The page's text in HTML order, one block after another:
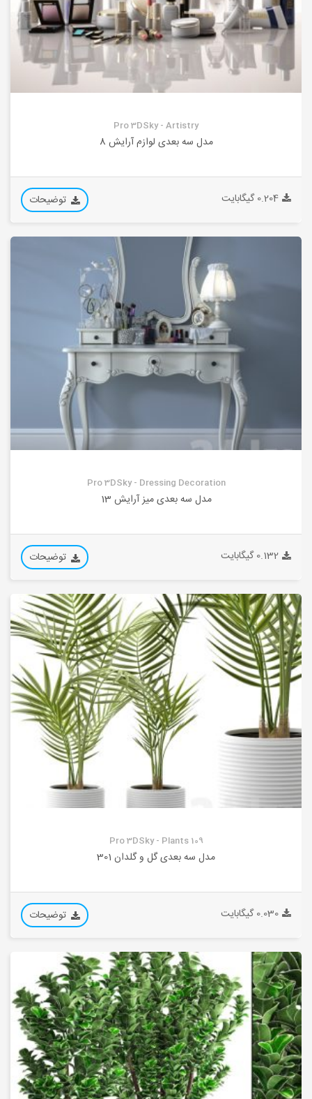
Pro 3DSky - Artistry
مدل سه بعدی لوازم آرایش 8
0.204 گیگابایت توضیحات
Pro 3DSky - Dressing Decoration
مدل سه بعدی میز آرایش 13
0.132 گیگابایت توضیحات
Pro 3DSky - Plants 109
مدل سه بعدی گل و گلدان 301
0.030 گیگابایت توضیحات